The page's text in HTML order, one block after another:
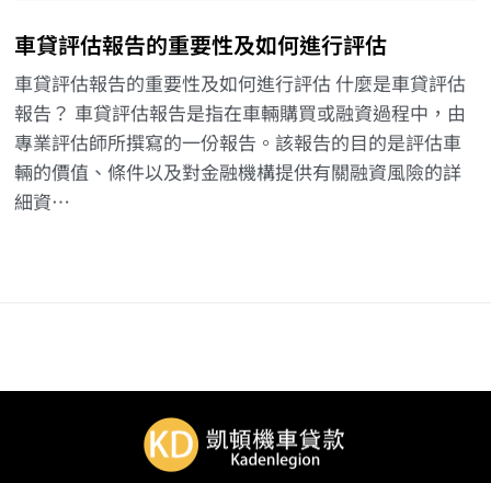
車貸評估報告的重要性及如何進行評估
車貸評估報告的重要性及如何進行評估 什麼是車貸評估
報告？ 車貸評估報告是指在車輛購買或融資過程中，由
專業評估師所撰寫的一份報告。該報告的目的是評估車
輛的價值、條件以及對金融機構提供有關融資風險的詳
細資…